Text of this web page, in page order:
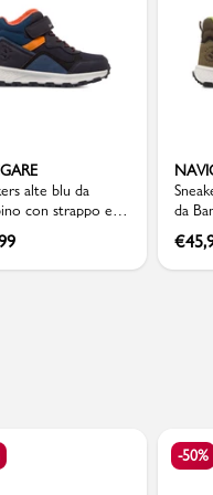
alte blu da
con strappo e
arancioni Navigare
da
€
-50%